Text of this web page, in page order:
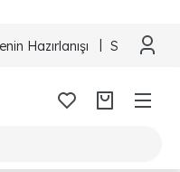
Hazırlanışı Sipariş